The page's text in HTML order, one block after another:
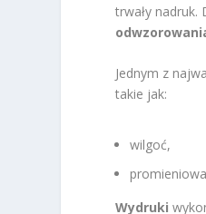
trwały
Jednym z
takie jak:
wilgoć,
Wydruki